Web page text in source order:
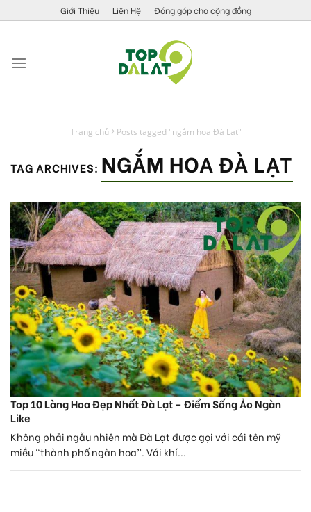
to
Giới Thiệu Liên Hệ Đóng góp cho cộng đồng
Trang chủ Posts tagged "ngắm hoa Đà Lạt"
TAG ARCHIVES: NGẮM HOA ĐÀ LẠT
Top 10 Làng Hoa Đẹp Nhất Đà Lạt – Điểm Sống Ảo Ngàn
Like
Không phải ngẫu nhiên mà Đà Lạt được gọi với cái tên mỹ
miều “thành phố ngàn hoa”. Với khí...